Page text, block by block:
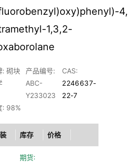
1,3,2-
: 砌块
产品编号:
ABC-
Y233023
CAS:
2246637-
22-7
: 98%
库存 价格
期货: